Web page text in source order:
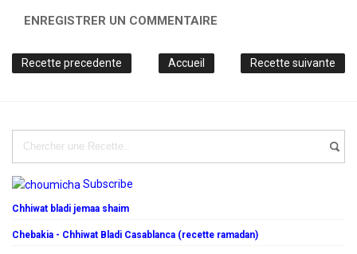
ENREGISTRER UN COMMENTAIRE
Recette precedente Recette suivante
Accueil
Subscribe
Chhiwat bladi jemaa shaim
Chebakia - Chhiwat Bladi Casablanca (recette ramadan)